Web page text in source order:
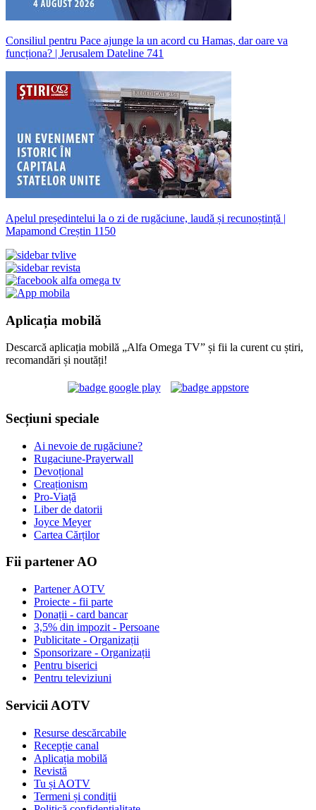
Consiliul pentru Pace ajunge la un acord cu Hamas, dar oare va
funcționa? | Jerusalem Dateline 741
Apelul președintelui la o zi de rugăciune, laudă și recunoștință |
Mapamond Creștin 1150
Aplicația mobilă
Descarcă aplicația mobilă „Alfa Omega TV” și fii la curent cu știri,
recomandări și noutăți!
Secțiuni speciale
Ai nevoie de rugăciune?
Rugaciune-Prayerwall
Devoțional
Creaționism
Pro-Viață
Liber de datorii
Joyce Meyer
Cartea Cărților
Fii partener AO
Partener AOTV
Proiecte - fii parte
Donații - card bancar
3,5% din impozit - Persoane
Publicitate - Organizații
Sponsorizare - Organizații
Pentru biserici
Pentru televiziuni
Servicii AOTV
Resurse descărcabile
Recepție canal
Aplicația mobilă
Revistă
Tu și AOTV
Termeni și condiții